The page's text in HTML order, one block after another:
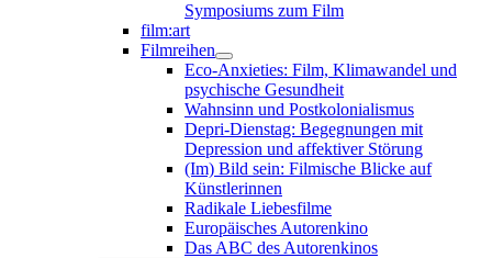
Symposiums zum Film
film:art
Filmreihen
Eco-Anxieties: Film, Klimawandel und
psychische Gesundheit
Wahnsinn und Postkolonialismus
Depri-Dienstag: Begegnungen mit
Depression und affektiver Störung
(Im) Bild sein: Filmische Blicke auf
Künstlerinnen
Radikale Liebesfilme
Europäisches Autorenkino
Das ABC des Autorenkinos